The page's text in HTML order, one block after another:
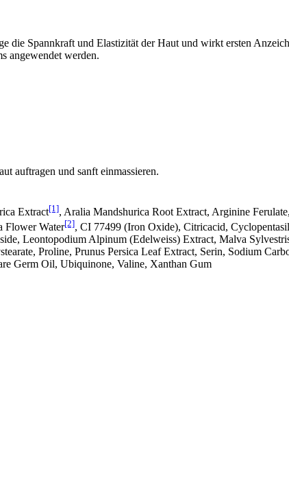
Spannkraft und Elastizität der Haut und wirkt ersten
angewendet werden.
auftragen und sanft einmassieren.
Extract[1], Aralia Mandshurica Root Extract, Arginine
Flower Water[2], CI 77499 (Iron Oxide), Citricacid,
Leontopodium Alpinum (Edelweiss) Extract, Malva
Proline, Prunus Persica Leaf Extract, Serin, Sodium
Germ Oil, Ubiquinone, Valine, Xanthan Gum